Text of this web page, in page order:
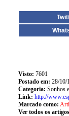
Visto: 7601
Postado em: 28/10/
Categoria: Sonhos
Link: http://
Marcado como:
Ver todos os